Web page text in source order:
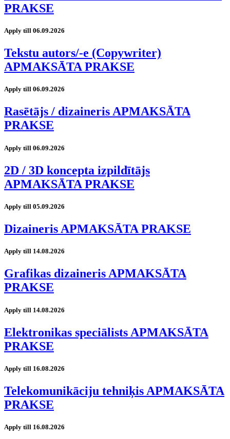
PRAKSE
Apply till 06.09.2026
Tekstu autors/-e (Copywriter)
APMAKSĀTA PRAKSE
Apply till 06.09.2026
Rasētājs / dizaineris APMAKSĀTA
PRAKSE
Apply till 06.09.2026
2D / 3D koncepta izpildītājs
APMAKSĀTA PRAKSE
Apply till 05.09.2026
Dizaineris APMAKSĀTA PRAKSE
Apply till 14.08.2026
Grafikas dizaineris APMAKSĀTA
PRAKSE
Apply till 14.08.2026
Elektronikas speciālists APMAKSĀTA
PRAKSE
Apply till 16.08.2026
Telekomunikāciju tehniķis APMAKSĀTA
PRAKSE
Apply till 16.08.2026